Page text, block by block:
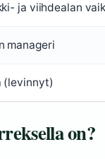
ja viihdealan
manageri
(levinnyt)
on?